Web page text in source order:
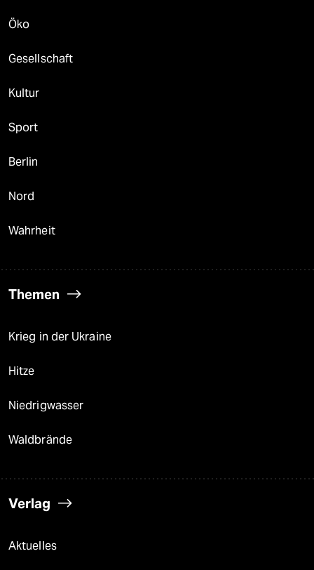
Öko
Gesellschaft
Kultur
Sport
Berlin
Nord
Wahrheit
Themen
Krieg in der Ukraine
Hitze
Niedrigwasser
Waldbrände
Verlag
Aktuelles